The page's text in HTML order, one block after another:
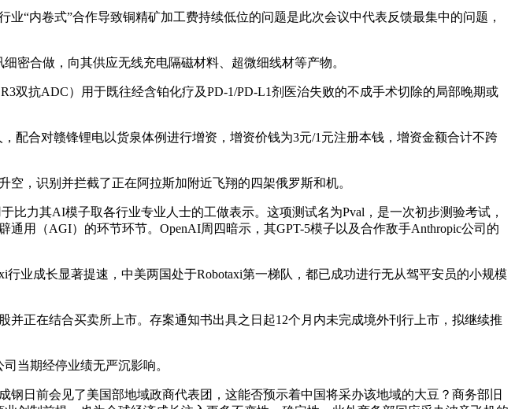
内卷式”合作导致铜精矿加工费持续低位的问题是此次会议中代表反馈最集中的问题，
合做，向其供应无线充电隔磁材料、超微细线材等产物。
抗ADC）用于既往经含铂化疗及PD-1/PD-L1剂医治失败的不成手术切除的局部晚期或
合对赣锋锂电以货泉体例进行增资，增资价钱为3元/1元注册本钱，增资金额合计不跨
，识别并拦截了正在阿拉斯加附近飞翔的四架俄罗斯和机。
力其AI模子取各行业专业人士的工做表示。这项测试名为Pval，是一次初步测验考试，
用（AGI）的环节环节。OpenAI周四暗示，其GPT-5模子以及合作敌手Anthropic公司的
成长显著提速，中美两国处于Robotaxi第一梯队，都已成功进行无从驾平安员的小规模
正在结合买卖所上市。存案通知书出具之日起12个月内未完成境外刊行上市，拟继续推
当期经停业绩无严沉影响。
日前会见了美国部地域政商代表团，这能否预示着中国将采办该地域的大豆？商务部旧